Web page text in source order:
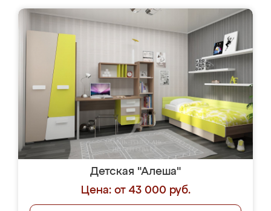
Детская "Алеша"
Цена: от 43 000 руб.